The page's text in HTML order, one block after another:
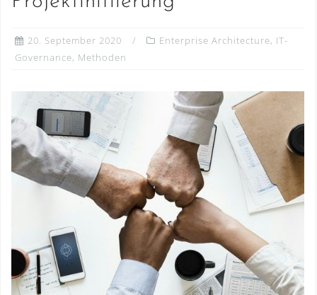
20. September 2020 Enterprise Architecture, IT-
Governance, Methoden